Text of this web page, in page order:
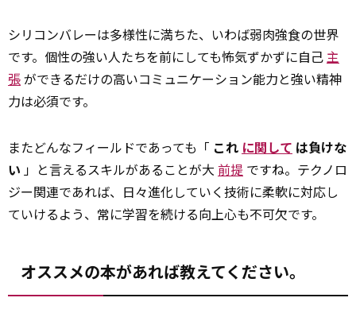
シリコンバレーは多様性に満ちた、いわば弱肉強食の世界
です。個性の強い人たちを前にしても怖気ずかずに自己主
張ができるだけの高いコミュニケーション能力と強い精神
力は必須です。
またどんなフィールドであっても「 これ に関して は負けな
い 」と言えるスキルがあることが大 前提 ですね。テクノロ
ジー関連であれば、日々進化していく技術に柔軟に対応し
ていけるよう、常に学習を続ける向上心も不可欠です。
オススメの本があれば教えてください。